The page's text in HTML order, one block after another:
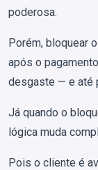
poderosa.
Porém, bloquear
após o
desgaste — e até
Já quando o
lógica muda
Pois o cliente é